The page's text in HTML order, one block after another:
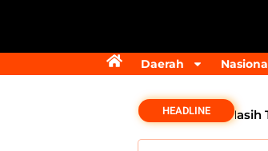
Daerah
HEADLINE
Dana Transfer Rp2,5 Triliun Masih